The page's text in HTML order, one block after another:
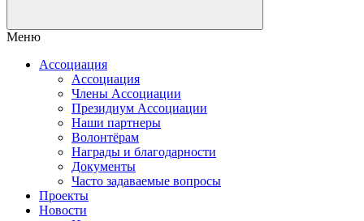
Меню
Ассоциация
Ассоциация
Члены Ассоциации
Президиум Ассоциации
Наши партнеры
Волонтёрам
Награды и благодарности
Документы
Часто задаваемые вопросы
Проекты
Новости